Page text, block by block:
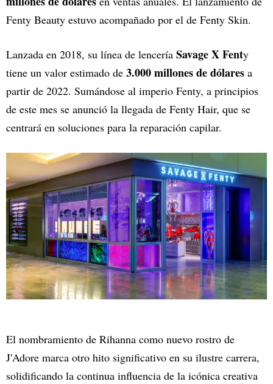
Fenty Beauty estuvo acompañado por el de Fenty Skin.
Lanzada en 2018, su línea de lencería Savage X Fenty
tiene un valor estimado de 3.000 millones de dólares a
partir de 2022. Sumándose al imperio Fenty, a principios
de este mes se anunció la llegada de Fenty Hair, que se
centrará en soluciones para la reparación capilar.
El nombramiento de Rihanna como nuevo rostro de
J'Adore marca otro hito significativo en su ilustre carrera,
solidificando la continua influencia de la icónica creativa